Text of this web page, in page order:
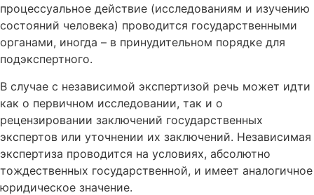
процессуальное действие (исследованиям и изучению
состояний человека) проводится государственными
органами, иногда – в принудительном порядке для
подэкспертного.
В случае с независимой экспертизой речь может идти
как о первичном исследовании, так и о
рецензировании заключений государственных
экспертов или уточнении их заключений. Независимая
экспертиза проводится на условиях, абсолютно
тождественных государственной, и имеет аналогичное
юридическое значение.